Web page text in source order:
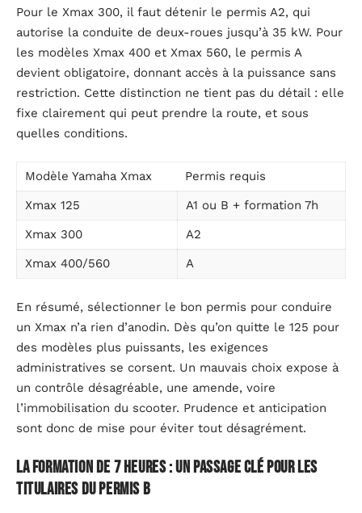
Pour le Xmax 300, il faut détenir le permis A2, qui
autorise la conduite de deux-roues jusqu’à 35 kW. Pour
les modèles Xmax 400 et Xmax 560, le permis A
devient obligatoire, donnant accès à la puissance sans
restriction. Cette distinction ne tient pas du détail : elle
fixe clairement qui peut prendre la route, et sous
quelles conditions.
Modèle Yamaha Xmax
Permis requis
Xmax 125
A1 ou B + formation 7h
Xmax 300
A2
Xmax 400/560
A
En résumé, sélectionner le bon permis pour conduire
un Xmax n’a rien d’anodin. Dès qu’on quitte le 125 pour
des modèles plus puissants, les exigences
administratives se corsent. Un mauvais choix expose à
un contrôle désagréable, une amende, voire
l’immobilisation du scooter. Prudence et anticipation
sont donc de mise pour éviter tout désagrément.
La formation de 7 heures : un passage clé pour les
titulaires du permis B